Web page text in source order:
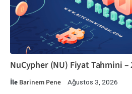
NuCypher (NU) Fiyat Tahmini –
İle Barinem Pene Ağustos 3, 2026